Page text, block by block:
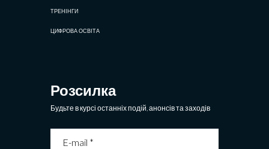
ТРЕНІНГИ
ЦИФРОВА ОСВІТА
Розсилка
Будьте в курсі останніх подій, анонсів та заходів